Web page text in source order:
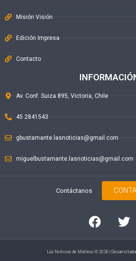
Misión Visión
Edición Impresa
Contacto
Av. Conf. Suiza 895, Victoria, Chile
45 2841543
gbustamante.lasnoticias@gmail.com
miguelbustamante.lasnoticias@gmail.com
Contáctanos
Las Noticias de Malleco © 2026 |